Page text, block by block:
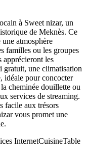
à Sweet nizar, un
de Meknès. Ce
atmosphère
familles ou les groupes
apprécieront les
gratuit, une climatisation
idéale pour concocter
cheminée douillette ou
services de streaming.
facile aux trésors
vous promet une
InternetCuisineTable